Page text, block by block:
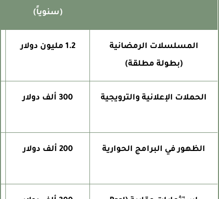
(سنوياً)
المسلسلات الرمضانية
(بطولة مطلقة)
1.2 مليون دولار
الحملات الإعلانية والترويجية 300 ألف دولار
الظهور في البرامج الحوارية 200 ألف دولار